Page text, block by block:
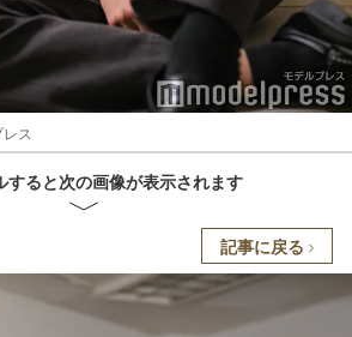
ス
すると次の画像が表示されます
記事に戻る